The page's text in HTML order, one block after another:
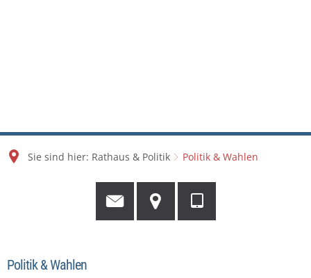
Sie sind hier: Rathaus & Politik Politik & Wahlen
Politik
Politik & Wahlen